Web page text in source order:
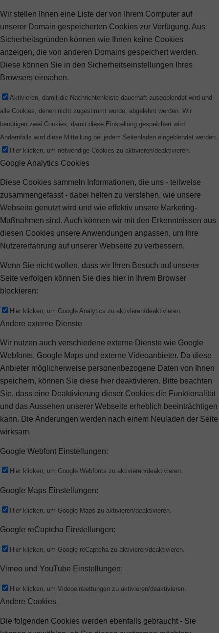
Wir stellen Ihnen eine Liste der von Ihrem Computer auf
unserer Domain gespeicherten Cookies zur Verfügung. Aus
Sicherheitsgründen können wie Ihnen keine Cookies
anzeigen, die von anderen Domains gespeichert werden.
Diese können Sie in den Sicherheitseinstellungen Ihres
Browsers einsehen.
Aktivieren, damit die Nachrichtenleiste dauerhaft ausgeblendet wird und
alle Cookies, denen nicht zugestimmt wurde, abgelehnt werden. Wir
benötigen zwei Cookies, damit diese Einstellung gespeichert wird.
Andernfalls wird diese Mitteilung bei jedem Seitenladen eingeblendet werden.
Hier klicken, um notwendige Cookies zu aktivieren/deaktivieren.
Google Analytics Cookies
Diese Cookies sammeln Informationen, die uns - teilweise
zusammengefasst - dabei helfen zu verstehen, wie unsere
Webseite genutzt wird und wie effektiv unsere Marketing-
Maßnahmen sind. Auch können wir mit den Erkenntnissen aus
diesen Cookies unsere Anwendungen anpassen, um Ihre
Nutzererfahrung auf unserer Webseite zu verbessern.
Wenn Sie nicht wollen, dass wir Ihren Besuch auf unserer
Seite verfolgen können Sie dies hier in Ihrem Browser
blockieren:
Hier klicken, um Google Analytics zu aktivieren/deaktivieren.
Andere externe Dienste
Wir nutzen auch verschiedene externe Dienste wie Google
Webfonts, Google Maps und externe Videoanbieter. Da diese
Anbieter möglicherweise personenbezogene Daten von Ihnen
speichern, können Sie diese hier deaktivieren. Bitte beachten
Sie, dass eine Deaktivierung dieser Cookies die Funktionalität
und das Aussehen unserer Webseite erheblich beeinträchtigen
kann. Die Änderungen werden nach einem Neuladen der Seite
wirksam.
Google Webfont Einstellungen:
Hier klicken, um Google Webfonts zu aktivieren/deaktivieren.
Google Maps Einstellungen:
Hier klicken, um Google Maps zu aktivieren/deaktivieren.
Google reCaptcha Einstellungen:
Hier klicken, um Google reCaptcha zu aktivieren/deaktivieren.
Vimeo und YouTube Einstellungen:
Hier klicken, um Videoeinbettungen zu aktivieren/deaktivieren.
Andere Cookies
Die folgenden Cookies werden ebenfalls gebraucht - Sie